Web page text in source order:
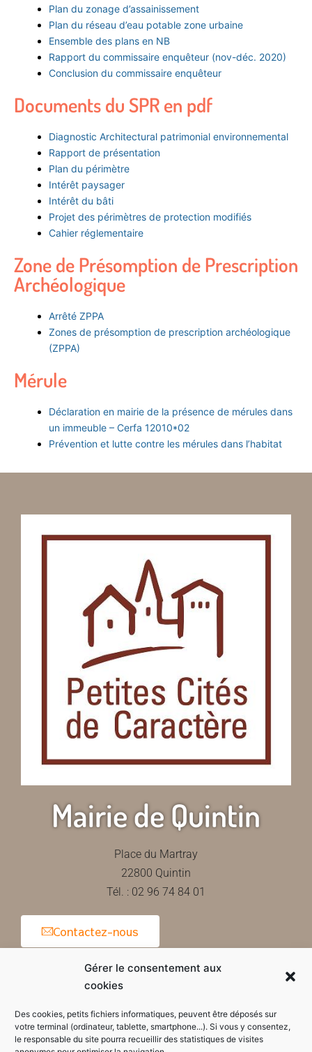
Gérer le consentement aux
cookies
Des cookies, petits fichiers informatiques, peuvent être déposés sur
votre terminal (ordinateur, tablette, smartphone...). Si vous y consentez,
le responsable du site pourra recueillir des statistiques de visites
Plan du zonage d’assainissement
Plan du réseau d’eau potable zone urbaine
Ensemble des plans en NB
Rapport du commissaire enquêteur (nov-déc. 2020)
Conclusion du commissaire enquêteur
Documents du SPR en pdf
Diagnostic Architectural patrimonial environnemental
Rapport de présentation
Plan du périmètre
Intérêt paysager
Intérêt du bâti
Projet des périmètres de protection modifiés
Cahier réglementaire
Zone de Présomption de Prescription
Archéologique
Arrêté ZPPA
Zones de présomption de prescription archéologique
(ZPPA)
Mérule
Déclaration en mairie de la présence de mérules dans
un immeuble – Cerfa 12010*02
Prévention et lutte contre les mérules dans l’habitat
Mairie de Quintin
Place du Martray
22800 Quintin
Tél. : 02 96 74 84 01
Contactez-nous
Horaires d'ouverture de la mairie